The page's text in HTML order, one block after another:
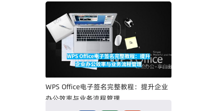
WPS Office电子签名完整教程：提升企业
办公效率与业务流程管理